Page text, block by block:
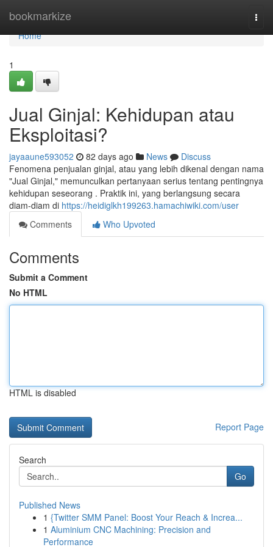
bookmarkize
Home
Home
1
Jual Ginjal: Kehidupan atau
Eksploitasi?
jayaaune593052 82 days ago News
Discuss
Fenomena penjualan ginjal, atau yang lebih dikenal dengan nama
"Jual Ginjal," memunculkan pertanyaan serius tentang pentingnya
kehidupan seseorang . Praktik ini, yang berlangsung secara
diam-diam di https://heidiglkh199263.hamachiwiki.com/user
Comments
Who Upvoted
Comments
Submit a Comment
No HTML
HTML is disabled
Report Page
Search
Go
Published News
1 {Twitter SMM Panel: Boost Your Reach & Increa...
1 Aluminium CNC Machining: Precision and
Performance